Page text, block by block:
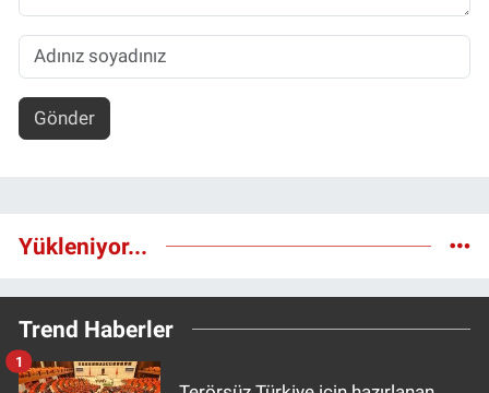
Gönder
Yükleniyor...
Trend Haberler
1